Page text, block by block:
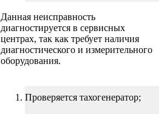
Данная неисправность
диагностируется в сервисных
центрах, так как требует наличия
диагностического и измерительного
оборудования.
Проверяется тахогенератор;